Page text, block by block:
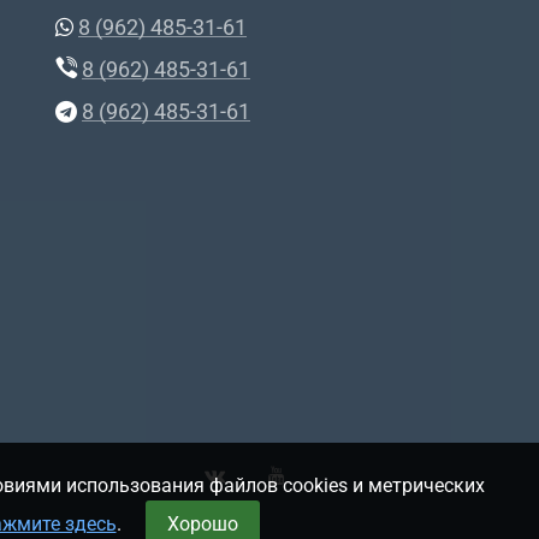
8 (962) 485-31-61
8 (962) 485-31-61
8 (962) 485-31-61
использования файлов cookies и метрических
здесь. Хорошо